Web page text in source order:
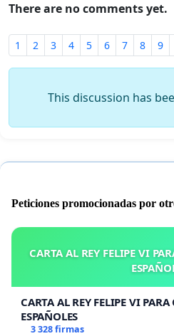
There are no comments yet.
1 2 3 4 5 6 7 8 9
This discussion has
Peticiones promocionadas por
CARTA AL REY FELIPE VI
CARTA AL REY FELIPE VI
ESPAÑOLES
3 328 firmas